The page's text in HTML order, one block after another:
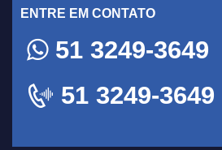
ENTRE EM CONTATO
51 3249-3649
51 3249-3649